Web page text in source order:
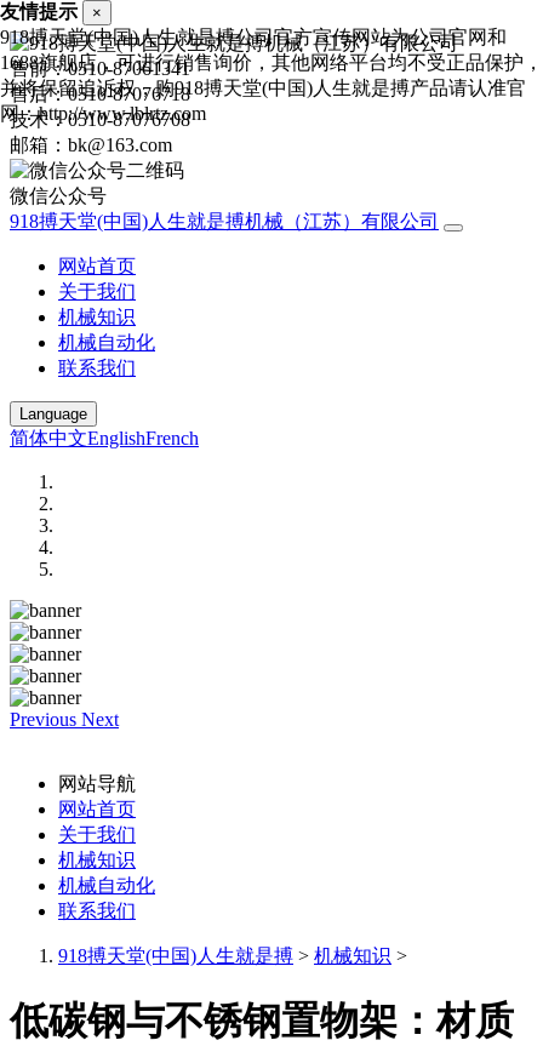
售前：0510-87061341
售后：0510-87076718
技术：0510-87076708
邮箱：bk@163.com
微信公众号
918搏天堂(中国)人生就是搏机械（江苏）有限公司
网站首页
关于我们
机械知识
机械自动化
联系我们
Language
简体中文EnglishFrench
Previous Next
网站导航
网站首页
关于我们
机械知识
机械自动化
联系我们
918搏天堂(中国)人生就是搏 > 机械知识 >
低碳钢与不锈钢置物架：材质
友情提示 ×
918搏天堂(中国)人生就是搏公司官方宣传网站为公司官网和
1688旗舰店，可进行销售询价，其他网络平台均不受正品保护，
并将保留追诉权，购918搏天堂(中国)人生就是搏产品请认准官
网：http://www.lblrtz.com